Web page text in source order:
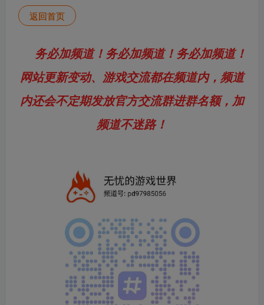
返回首页
务必加频道！务必加频道！务必加频道！
网站更新变动、游戏交流都在频道内，频道
内还会不定期发放官方交流群进群名额，加
频道不迷路！